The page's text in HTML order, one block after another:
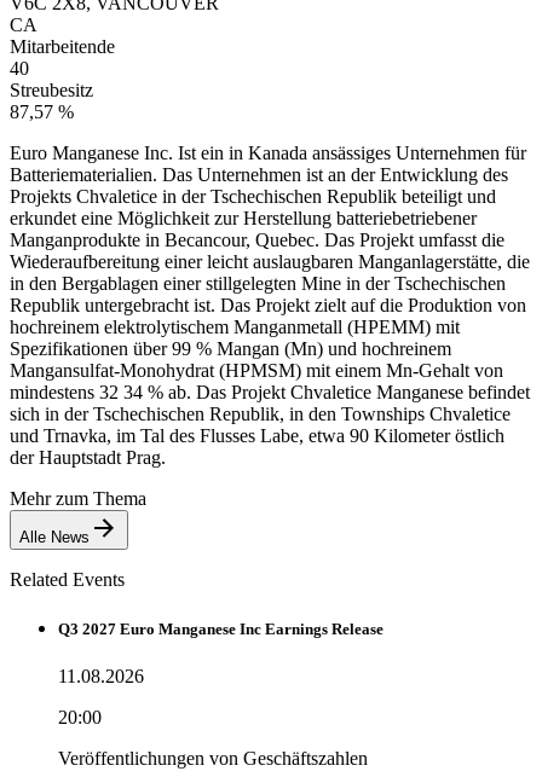
CA
Mitarbeitende
40
Streubesitz
87,57 %
Euro Manganese Inc. Ist ein in Kanada ansässiges Unternehmen für
Batteriematerialien. Das Unternehmen ist an der Entwicklung des
Projekts Chvaletice in der Tschechischen Republik beteiligt und
erkundet eine Möglichkeit zur Herstellung batteriebetriebener
Manganprodukte in Becancour, Quebec. Das Projekt umfasst die
Wiederaufbereitung einer leicht auslaugbaren Manganlagerstätte, die
in den Bergablagen einer stillgelegten Mine in der Tschechischen
Republik untergebracht ist. Das Projekt zielt auf die Produktion von
hochreinem elektrolytischem Manganmetall (HPEMM) mit
Spezifikationen über 99 % Mangan (Mn) und hochreinem
Mangansulfat-Monohydrat (HPMSM) mit einem Mn-Gehalt von
mindestens 32 34 % ab. Das Projekt Chvaletice Manganese befindet
sich in der Tschechischen Republik, in den Townships Chvaletice
und Trnavka, im Tal des Flusses Labe, etwa 90 Kilometer östlich
der Hauptstadt Prag.
Mehr zum Thema
Alle News
Related Events
Q3 2027 Euro Manganese Inc Earnings Release
11.08.2026
20:00
Veröffentlichungen von Geschäftszahlen